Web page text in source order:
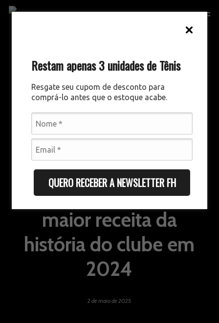
Restam apenas 3 unidades de Tênis
Resgate seu cupom de desconto para
comprá-lo antes que o estoque acabe.
QUERO RECEBER A NEWSLETTER FH
Skip
GESTÃO ESPORTIVA
Fluminense alcança
maior receita da
história do clube em
2024
2 de maio de 2025